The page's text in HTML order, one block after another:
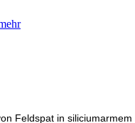
Feldspat in